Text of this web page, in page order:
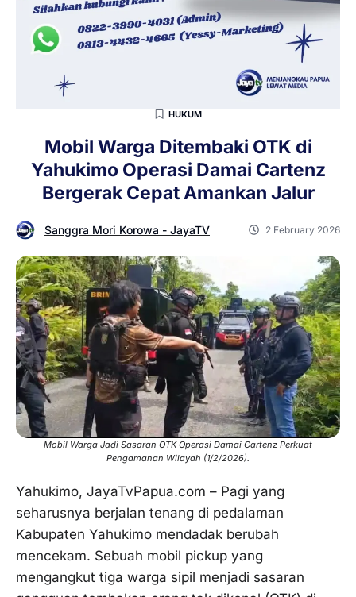
HUKUM
Mobil Warga Ditembaki OTK di
Yahukimo Operasi Damai Cartenz
Bergerak Cepat Amankan Jalur
Sanggra Mori Korowa - JayaTV 2 February 2026
Mobil Warga Jadi Sasaran OTK Operasi Damai Cartenz Perkuat
Pengamanan Wilayah (1/2/2026).
Yahukimo, JayaTvPapua.com – Pagi yang
seharusnya berjalan tenang di pedalaman
Kabupaten Yahukimo mendadak berubah
mencekam. Sebuah mobil pickup yang
mengangkut tiga warga sipil menjadi sasaran